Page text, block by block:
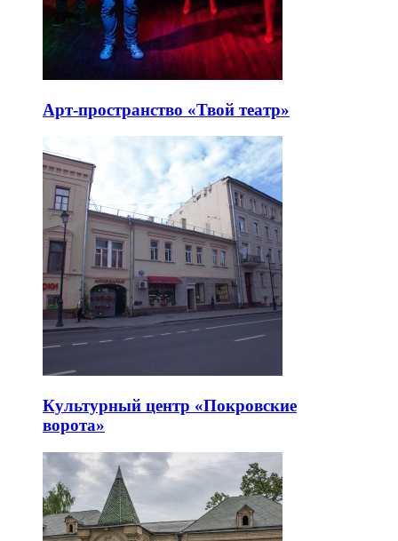
Арт-пространство «Твой театр»
Культурный центр «Покровские
ворота»